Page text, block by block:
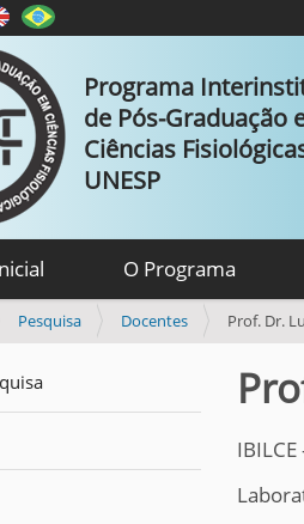
Programa
de Pós-Graduação
Ciências
UNESP
O Programa
Pesquisa Docentes Prof. Dr.